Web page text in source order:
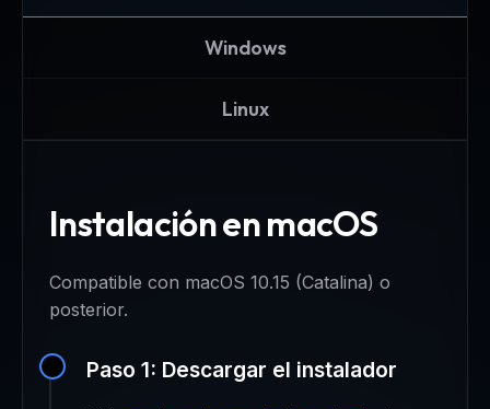
Windows
Linux
Instalación en macOS
Compatible con macOS 10.15 (Catalina) o
posterior.
Paso 1: Descargar el instalador